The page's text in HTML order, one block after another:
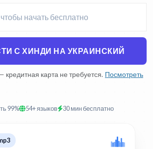
С ХИНДИ НА УКРАИНСКИЙ
кредитная карта не требуется. Посмотреть
99% 54+ языков 30 мин бесплатно